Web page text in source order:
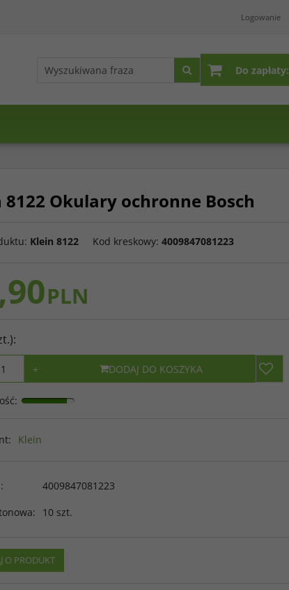
Logowanie
Do zapłaty:
8122 Okulary ochronne Bosch
: Klein 8122 Kod kreskowy: 4009847081223
PLN
:
+ DODAJ DO KOSZYKA
:
: Klein
:
4009847081223
: 10 szt.
O PRODUKT